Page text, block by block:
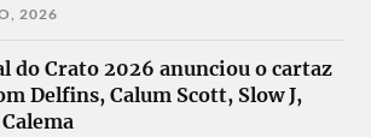
2026
do Crato 2026 anunciou o cartaz
Delfins, Calum Scott, Slow J,